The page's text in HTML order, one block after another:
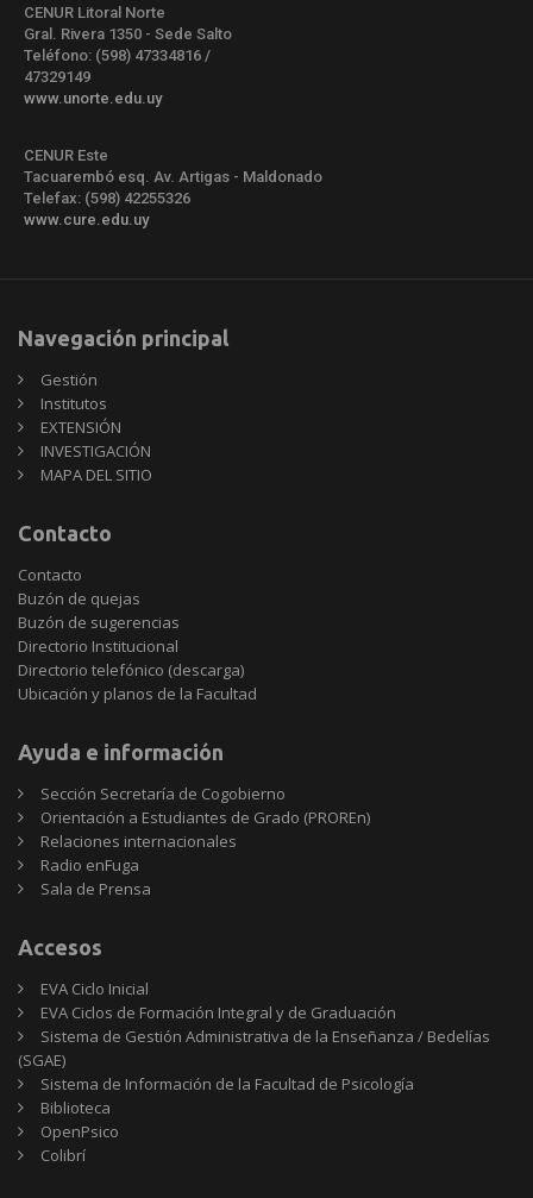
CENUR Litoral Norte
Gral. Rivera 1350 - Sede Salto
Teléfono: (598) 47334816 /
47329149
www.unorte.edu.uy
CENUR Este
Tacuarembó esq. Av. Artigas - Maldonado
Telefax: (598) 42255326
www.cure.edu.uy
Navegación principal
Gestión
Institutos
EXTENSIÓN
INVESTIGACIÓN
MAPA DEL SITIO
Contacto
Contacto
Buzón de quejas
Buzón de sugerencias
Directorio Institucional
Directorio telefónico (descarga)
Ubicación y planos de la Facultad
Ayuda e información
Sección Secretaría de Cogobierno
Orientación a Estudiantes de Grado (PROREn)
Relaciones internacionales
Radio enFuga
Sala de Prensa
Accesos
EVA Ciclo Inicial
EVA Ciclos de Formación Integral y de Graduación
Sistema de Gestión Administrativa de la Enseñanza / Bedelías
(SGAE)
Sistema de Información de la Facultad de Psicología
Biblioteca
OpenPsico
Colibrí